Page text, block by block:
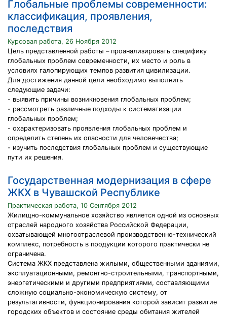
Глобальные проблемы современности:
классификация, проявления,
последствия
Курсовая работа, 26 Ноября 2012
Цель представленной работы – проанализировать специфику
глобальных проблем современности, их место и роль в
условиях галопирующих темпов развития цивилизации.
Для достижения данной цели необходимо выполнить
следующие задачи:
- выявить причины возникновения глобальных проблем;
- рассмотреть различные подходы к систематизации
глобальных проблем;
- охарактеризовать проявления глобальных проблем и
определить степень их опасности для человечества;
- изучить последствия глобальных проблем и существующие
пути их решения.
Государственная модернизация в сфере
ЖКХ в Чувашской Республике
Практическая работа, 10 Сентября 2012
Жилищно-коммунальное хозяйство является одной из основных
отраслей народного хозяйства Российской Федерации,
охватывающей многоотраслевой производственно-технический
комплекс, потребность в продукции которого практически не
ограничена.
Система ЖКХ представлена жилыми, общественными зданиями,
эксплуатационными, ремонтно-строительными, транспортными,
энергетическими и другими предприятиями, составляющими
сложную социально-экономическую систему, от
результативности, функционирования которой зависит развитие
городских объектов и состояние среды обитания жителей